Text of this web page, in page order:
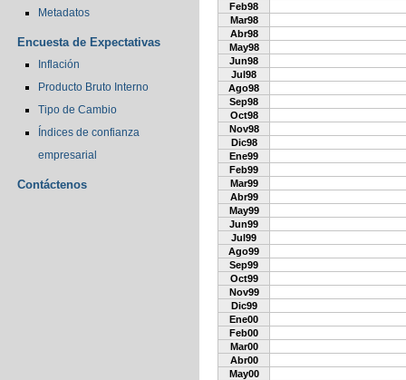
Metadatos
Encuesta de Expectativas
Inflación
Producto Bruto Interno
Tipo de Cambio
Índices de confianza
empresarial
Contáctenos
Feb98
Mar98
Abr98
May98
Jun98
Jul98
Ago98
Sep98
Oct98
Nov98
Dic98
Ene99
Feb99
Mar99
Abr99
May99
Jun99
Jul99
Ago99
Sep99
Oct99
Nov99
Dic99
Ene00
Feb00
Mar00
Abr00
May00